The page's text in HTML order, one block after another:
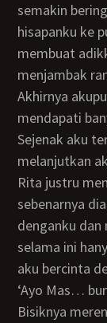
semakin
hisapanku ke
membuat
menjambak
Akhirnya akupun terjaga dari nafsu kesetanan dan
mendapati
Sejenak aku
melanjutkan
Rita justru
sebenarnya
denganku
selama ini
aku bercinta
‘ayo Mas… buruan lanjutin, aku sudah tak tahan!
Bisiknya